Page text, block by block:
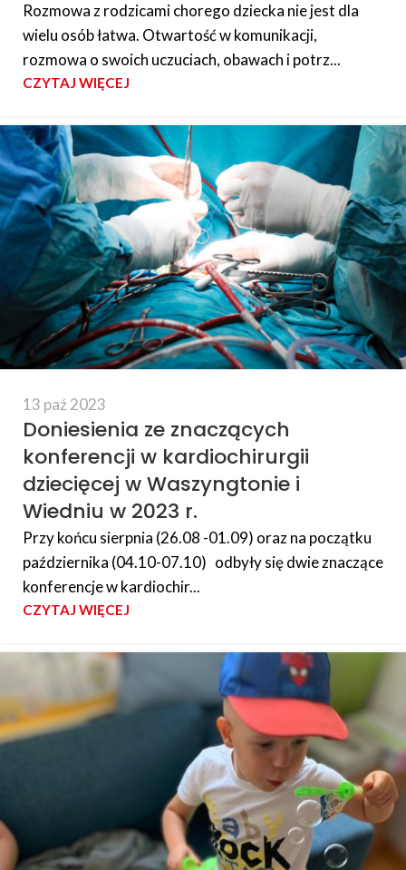
Rozmowa z rodzicami chorego dziecka nie jest dla
wielu osób łatwa. Otwartość w komunikacji,
rozmowa o swoich uczuciach, obawach i potrz...
CZYTAJ WIĘCEJ
13 paź 2023
Doniesienia ze znaczących
konferencji w kardiochirurgii
dziecięcej w Waszyngtonie i
Wiedniu w 2023 r.
Przy końcu sierpnia (26.08 -01.09) oraz na początku
października (04.10-07.10) odbyły się dwie znaczące
konferencje w kardiochir...
CZYTAJ WIĘCEJ